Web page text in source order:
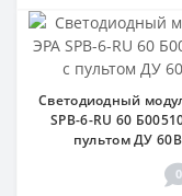
Светодиодный
SPB-6-RU 60
пультом ДУ
0